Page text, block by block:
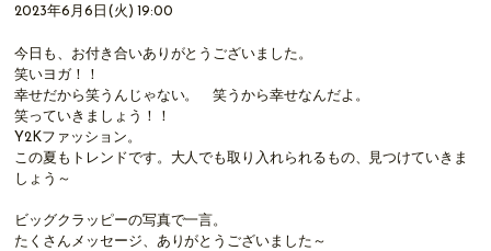
2023年6月6日(火) 19:00
今日も、お付き合いありがとうございました。
笑いヨガ！！
幸せだから笑うんじゃない。 笑うから幸せなんだよ。
笑っていきましょう！！
Y2Kファッション。
この夏もトレンドです。大人でも取り入れられるもの、見つけていきま
しょう～
ビッグクラッピーの写真で一言。
たくさんメッセージ、ありがとうございました～